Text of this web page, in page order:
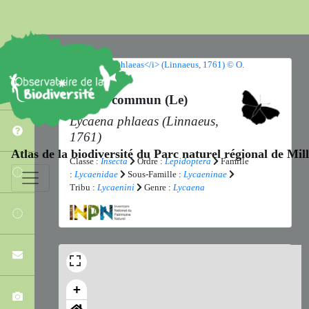
Atlas de la biodiversité du Parc naturel régional de
Cuivré commun (Le)
Lycaena phlaeas (Linnaeus,
1761)
Classe : Insecta Ordre : Lepidoptera
Famille
: Lycaenidae Sous-Famille : Lycaeninae
Tribu : Lycaenini Genre : Lycaena
+